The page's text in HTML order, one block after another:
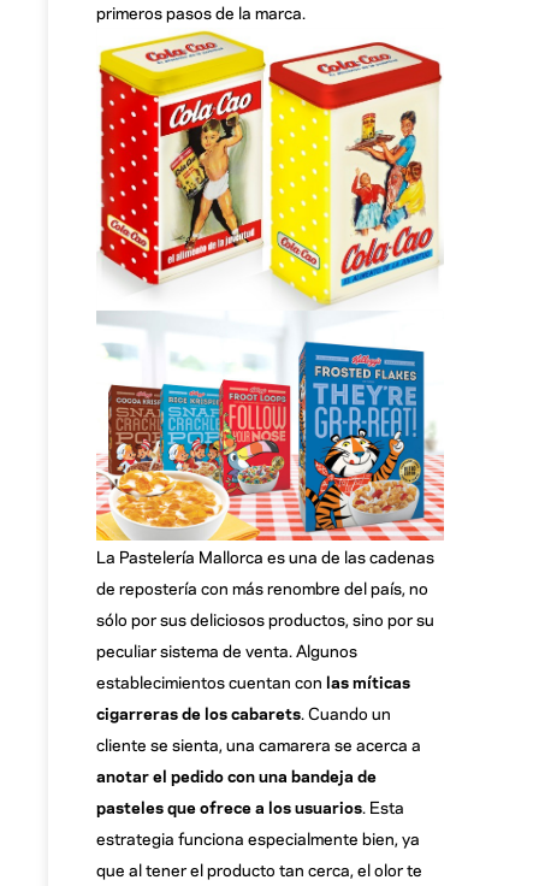
primeros pasos de la marca.
La Pastelería Mallorca es una de las cadenas
de repostería con más renombre del país, no
sólo por sus deliciosos productos, sino por su
peculiar sistema de venta. Algunos
establecimientos cuentan con las míticas
cigarreras de los cabarets . Cuando un
cliente se sienta, una camarera se acerca a
anotar el pedido con una bandeja de
pasteles que ofrece a los usuarios . Esta
estrategia funciona especialmente bien, ya
que al tener el producto tan cerca, el olor te